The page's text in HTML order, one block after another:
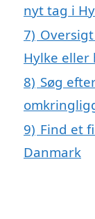
nyt tag i
7)
Hylke eller
8) Søg
9) Find et
Danmark